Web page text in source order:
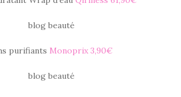
purifiants Monoprix 3,90€